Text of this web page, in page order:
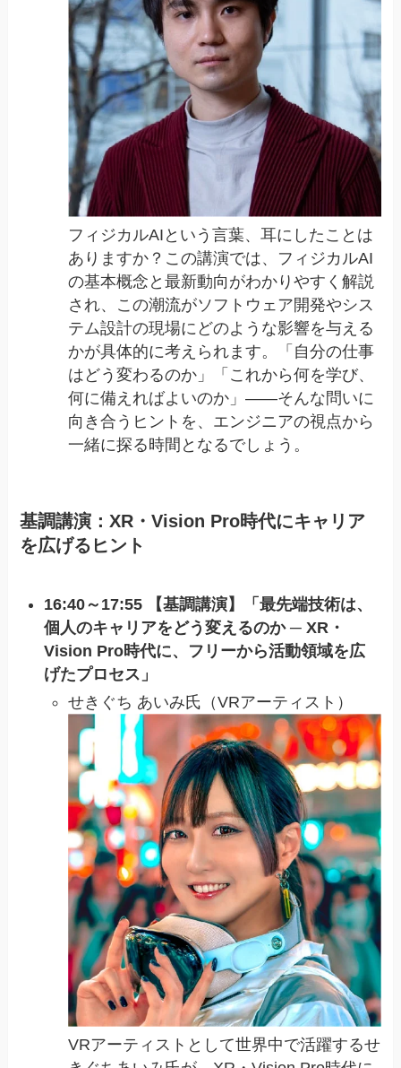
フィジカルAIという言葉、耳にしたことは
ありますか？この講演では、フィジカルAI
の基本概念と最新動向がわかりやすく解説
され、この潮流がソフトウェア開発やシス
テム設計の現場にどのような影響を与える
かが具体的に考えられます。「自分の仕事
はどう変わるのか」「これから何を学び、
何に備えればよいのか」——そんな問いに
向き合うヒントを、エンジニアの視点から
一緒に探る時間となるでしょう。
基調講演：XR・Vision Pro時代にキャリア
を広げるヒント
16:40～17:55 【基調講演】「最先端技術は、
個人のキャリアをどう変えるのか ─ XR・
Vision Pro時代に、フリーから活動領域を広
げたプロセス」
せきぐち あいみ氏（VRアーティスト）
VRアーティストとして世界中で活躍するせ